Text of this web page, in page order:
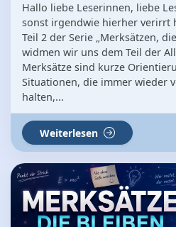
Hallo liebe Leserinnen, liebe
sonst irgendwie hierher verirrt
Teil 2 der Serie „Merksätzen,
widmen wir uns dem Teil der
Merksätze sind kurze
Situationen, die immer wieder
halten,...
Weiterlesen